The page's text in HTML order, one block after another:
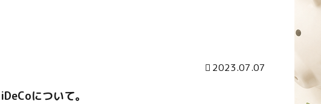
2023.07.07
iDeCoについて。